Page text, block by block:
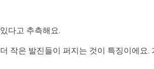
다고 추측해요.
작은 발진들이 퍼지는 것이 특징이에요.